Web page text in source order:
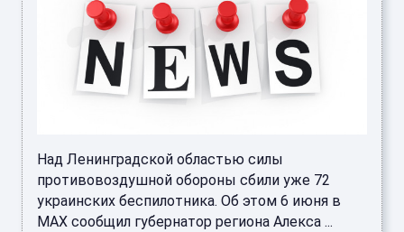
Над Ленинградской областью силы
противовоздушной обороны сбили уже 72
украинских беспилотника. Об этом 6 июня в
MAX сообщил губернатор региона Алекса ...